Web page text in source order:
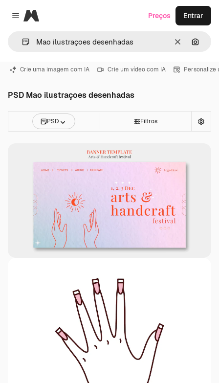
Close menu
Magnific
Limpar
Preços Entrar
Crie uma imagem com IA Crie um vídeo com IA Personalize
PSD Mao ilustraçoes desenhadas
PSD Filtros